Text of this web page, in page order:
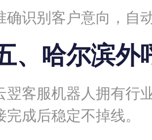
确识别客户意向，自
、哈尔滨外
翌客服机器人拥有行
完成后稳定不掉线。